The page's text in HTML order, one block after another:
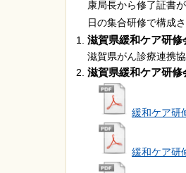
康局長から修了証書
日の集合研修で構成
滋賀県緩和ケア研
滋賀県がん診療連携
滋賀県緩和ケア研
緩和ケア研
緩和ケア研